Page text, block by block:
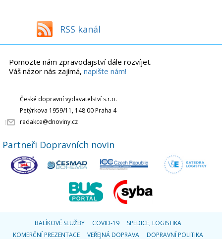
RSS kanál
Pomozte nám zpravodajství dále rozvíjet.
Váš názor nás zajímá, napište nám!
České dopravní vydavatelství s.r.o.
Petýrkova 1959/11, 148 00 Praha 4
redakce@dnoviny.cz
Partneři Dopravních novin
BALÍKOVÉ SLUŽBY COVID-19
SPEDICE, LOGISTIKA
KOMERČNÍ PREZENTACE
VEŘEJNÁ DOPRAVA DOPRAVNÍ POLITIKA